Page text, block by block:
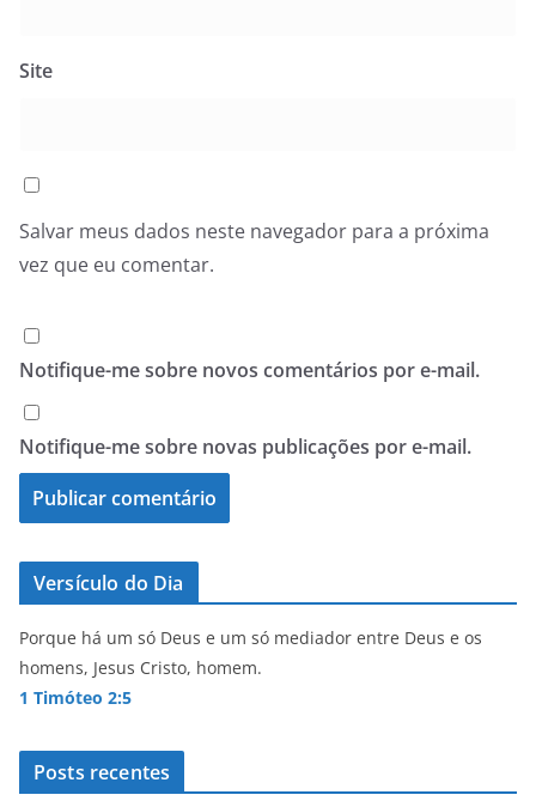
Site
Salvar meus dados neste navegador para a próxima
vez que eu comentar.
Notifique-me sobre novos comentários por e-mail.
Notifique-me sobre novas publicações por e-mail.
Versículo do Dia
Porque há um só Deus e um só mediador entre Deus e os
homens, Jesus Cristo, homem.
1 Timóteo 2:5
Posts recentes